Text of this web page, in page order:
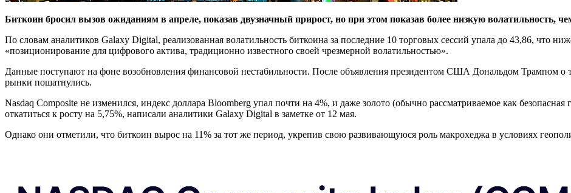
Биткоин бросил вызов ожиданиям в апреле, показав двузначный прирост, но при этом показав более низкую волатильность,
По словам аналитиков Galaxy Digital, реализованная волатильность биткоина за последние 10 торговых сессий упала до 43,86, что
«позиционирование для цифрового актива, традиционно известного своей чрезмерной волатильностью».
Данные поступают на фоне возобновления финансовой нестабильности. После объявления президентом США Дональдом Трампом о
рынки пошатнулись.
Nasdaq Composite не изменился, индекс доллара Bloomberg упал почти на 4%, и даже золото (обычно рассматриваемое как
откатиться к росту на 5,75%, написали аналитики Galaxy Digital в заметке от 12 мая.
Однако они отметили, что биткоин вырос на 11% за тот же период, укрепив свою развивающуюся роль макрохеджа в условиях